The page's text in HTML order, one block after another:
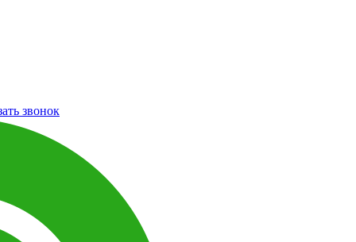
звонок